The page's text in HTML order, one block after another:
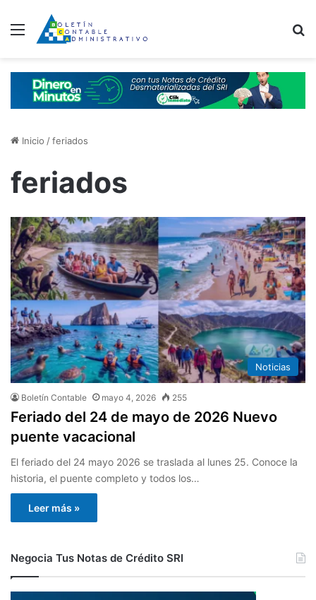
Menú
Inicio /feriados
feriados
Noticias
Boletín Contable mayo 4, 2026 255
Feriado del 24 de mayo de 2026 Nuevo
puente vacacional
El feriado del 24 mayo 2026 se traslada al lunes 25. Conoce la
historia, el puente completo y todos los…
Leer más »
Negocia Tus Notas de Crédito SRI